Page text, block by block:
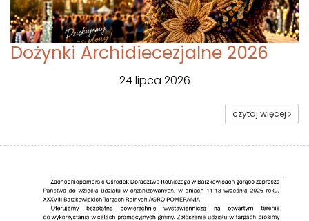
Dożynki Archidiecezjalne 2026
24 lipca 2026
czytaj więcej